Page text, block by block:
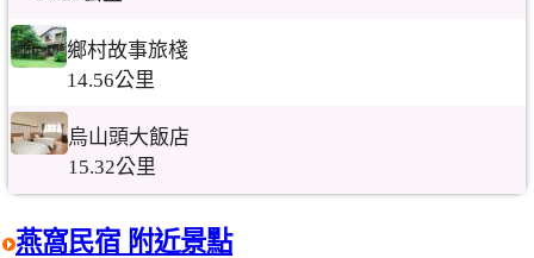
鄉村故事旅棧
14.56公里
烏山頭大飯店
15.32公里
燕窩民宿 附近景點